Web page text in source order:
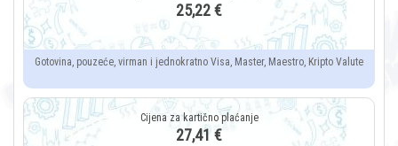
25,22 €
Gotovina, pouzeće, virman i jednokratno Visa, Master, Maestro, Kripto Valute
27,41 €